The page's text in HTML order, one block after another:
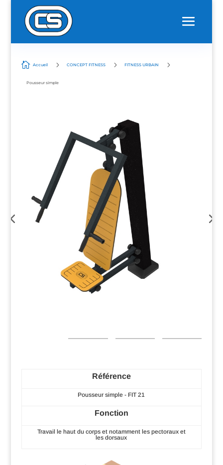
 Accueil 5 CONCEPT FITNESS 5 FITNESS URBAIN 5
Pousseur simple
Référence
Pousseur simple - FIT 21
Fonction
Travail le haut du corps et notamment les pectoraux et
les dorsaux